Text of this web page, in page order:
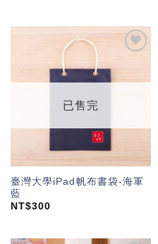
望輕
已售完
臺灣大學iPad帆布書袋-海軍
藍
NT$300